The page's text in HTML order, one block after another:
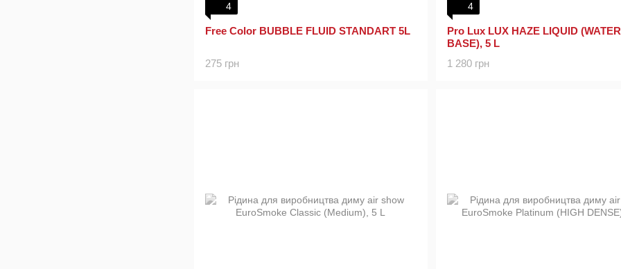
4
Free Color BUBBLE FLUID STANDART 5L
275 грн
4
Pro Lux LUX HAZE LIQUID (WATER
BASE), 5 L
1 280 грн